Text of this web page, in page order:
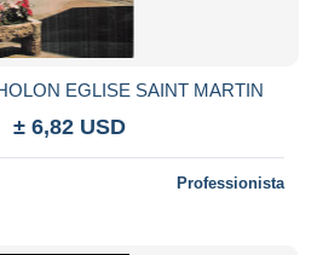
EGLISE SAINT MARTIN
± 6,82 USD
Professionista